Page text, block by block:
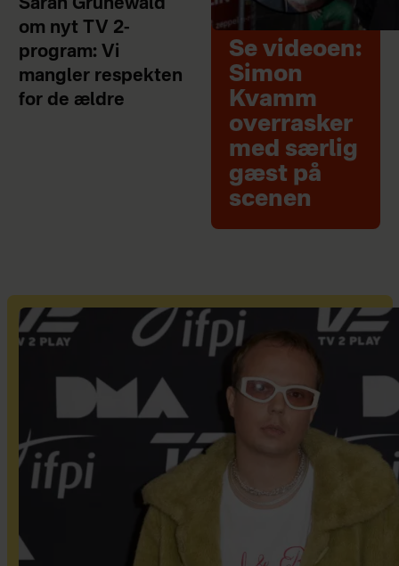
Sarah Grünewald
om nyt TV 2-
program: Vi
mangler respekten
for de ældre
Se videoen:
Simon
Kvamm
overrasker
med særlig
gæst på
scenen